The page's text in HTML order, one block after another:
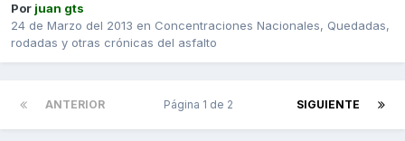
Por juan gts
24 de Marzo del 2013 en Concentraciones Nacionales, Quedadas,
rodadas y otras crónicas del asfalto
ANTERIOR SIGUIENTE
Página 1 de 2